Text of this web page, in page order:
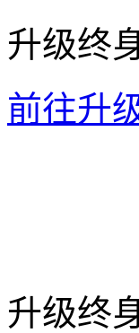
升级终
前往升
升级终